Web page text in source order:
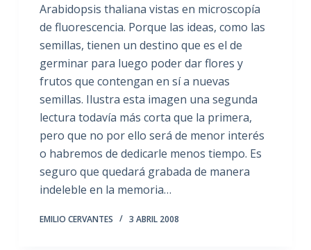
Arabidopsis thaliana vistas en microscopía
de fluorescencia. Porque las ideas, como las
semillas, tienen un destino que es el de
germinar para luego poder dar flores y
frutos que contengan en sí a nuevas
semillas. Ilustra esta imagen una segunda
lectura todavía más corta que la primera,
pero que no por ello será de menor interés
o habremos de dedicarle menos tiempo. Es
seguro que quedará grabada de manera
indeleble en la memoria…
EMILIO CERVANTES 3 ABRIL 2008